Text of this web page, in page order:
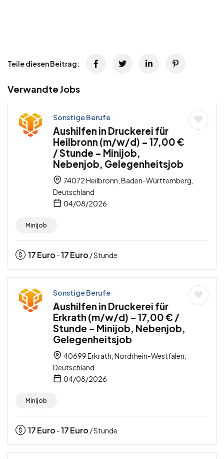
Teile diesen Beitrag:
Verwandte Jobs
Sonstige Berufe
Aushilfen in Druckerei für
Heilbronn (m/w/d) – 17,00 €
/ Stunde – Minijob,
Nebenjob, Gelegenheitsjob
74072 Heilbronn, Baden-Württemberg,
Deutschland
04/08/2026
Minijob
17Euro -17Euro / Stunde
Sonstige Berufe
Aushilfen in Druckerei für
Erkrath (m/w/d) – 17,00 € /
Stunde – Minijob, Nebenjob,
Gelegenheitsjob
40699 Erkrath, Nordrhein-Westfalen,
Deutschland
04/08/2026
Minijob
17Euro -17Euro / Stunde